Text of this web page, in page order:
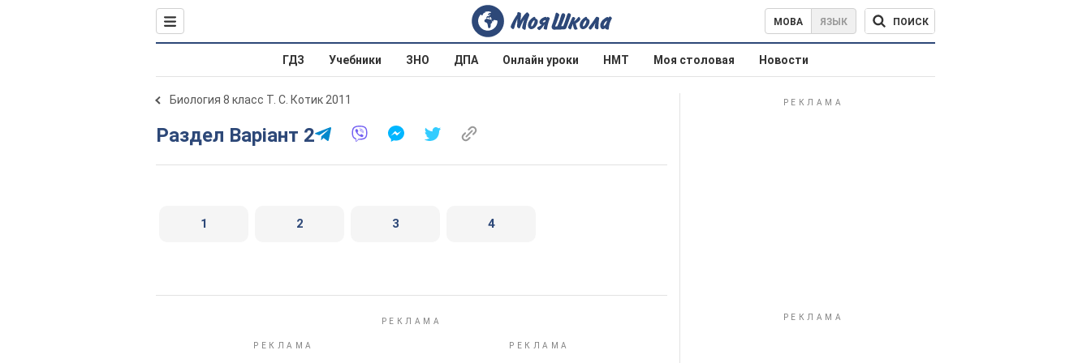
МОВА ЯЗЫК ПОИСК
ГДЗ Учебники ЗНО ДПА Онлайн уроки НМТ Моя столовая Новости
Биология 8 класс Т. С. Котик 2011
Раздел Варіант 2
1 2 3 4